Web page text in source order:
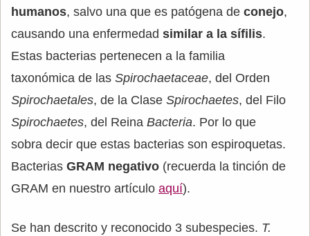
humanos, salvo una que es patógena de conejo,
causando una enfermedad similar a la sífilis.
Estas bacterias pertenecen a la familia
taxonómica de las Spirochaetaceae, del Orden
Spirochaetales, de la Clase Spirochaetes, del Filo
Spirochaetes, del Reina Bacteria. Por lo que
sobra decir que estas bacterias son espiroquetas.
Bacterias GRAM negativo (recuerda la tinción de
GRAM en nuestro artículo aquí).
Se han descrito y reconocido 3 subespecies. T.